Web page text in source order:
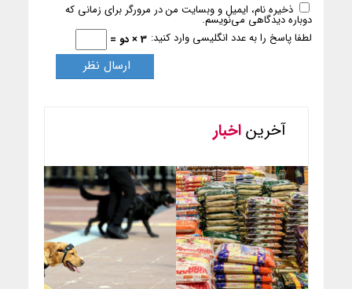
ذخیره نام، ایمیل و وبسایت من در مرورگر برای زمانی که
دوباره دیدگاهی می‌نویسم.
لطفا پاسخ را به عدد انگلیسی وارد کنید: 3 × دو =
آخریناخبار